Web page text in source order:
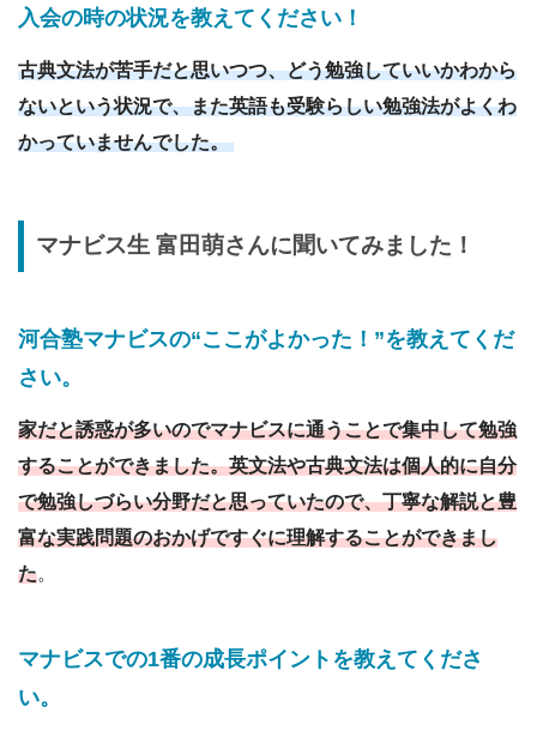
入会の時の状況を教えてください ！
古典文法が苦手だと思いつつ、どう勉強していいかわから
ないという状況で、また英語も受験らしい勉強法がよくわ
かっていませんでした。
マナビス生 富田萌さんに聞いてみました！
河合塾マナビスの“ここがよかった！”を教えてくだ
さい。
家だと誘惑が多いのでマナビスに通うことで集中して勉強
することができました。英文法や古典文法は個人的に自分
で勉強しづらい分野だと思っていたので、丁寧な解説と豊
富な実践問題のおかげですぐに理解することができまし
た。
マナビスでの1番の成長ポイントを教えてくださ
い。